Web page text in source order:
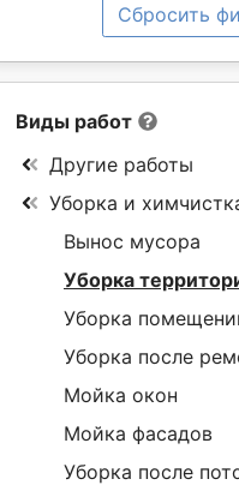
Сбросить
Виды работ
Другие работы
Уборка и
Вынос мусора
Уборка
Уборка
Уборка после
Мойка окон
Мойка фасадов
Уборка после